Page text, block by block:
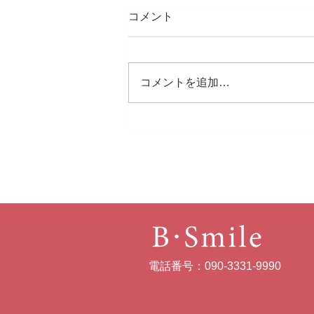
藤沢遊行の盆。初参加
コメント
コメントを追加…
電話番号：090-3331-9990